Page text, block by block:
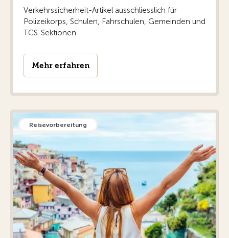
Verkehrssicherheit-Artikel ausschliesslich für
Polizeikorps, Schulen, Fahrschulen, Gemeinden und
TCS-Sektionen.
Mehr erfahren
Reisevorbereitung